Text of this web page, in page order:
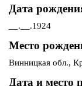
Дата
__.__.1924
Место
Винницкая обл.,
Дата и место